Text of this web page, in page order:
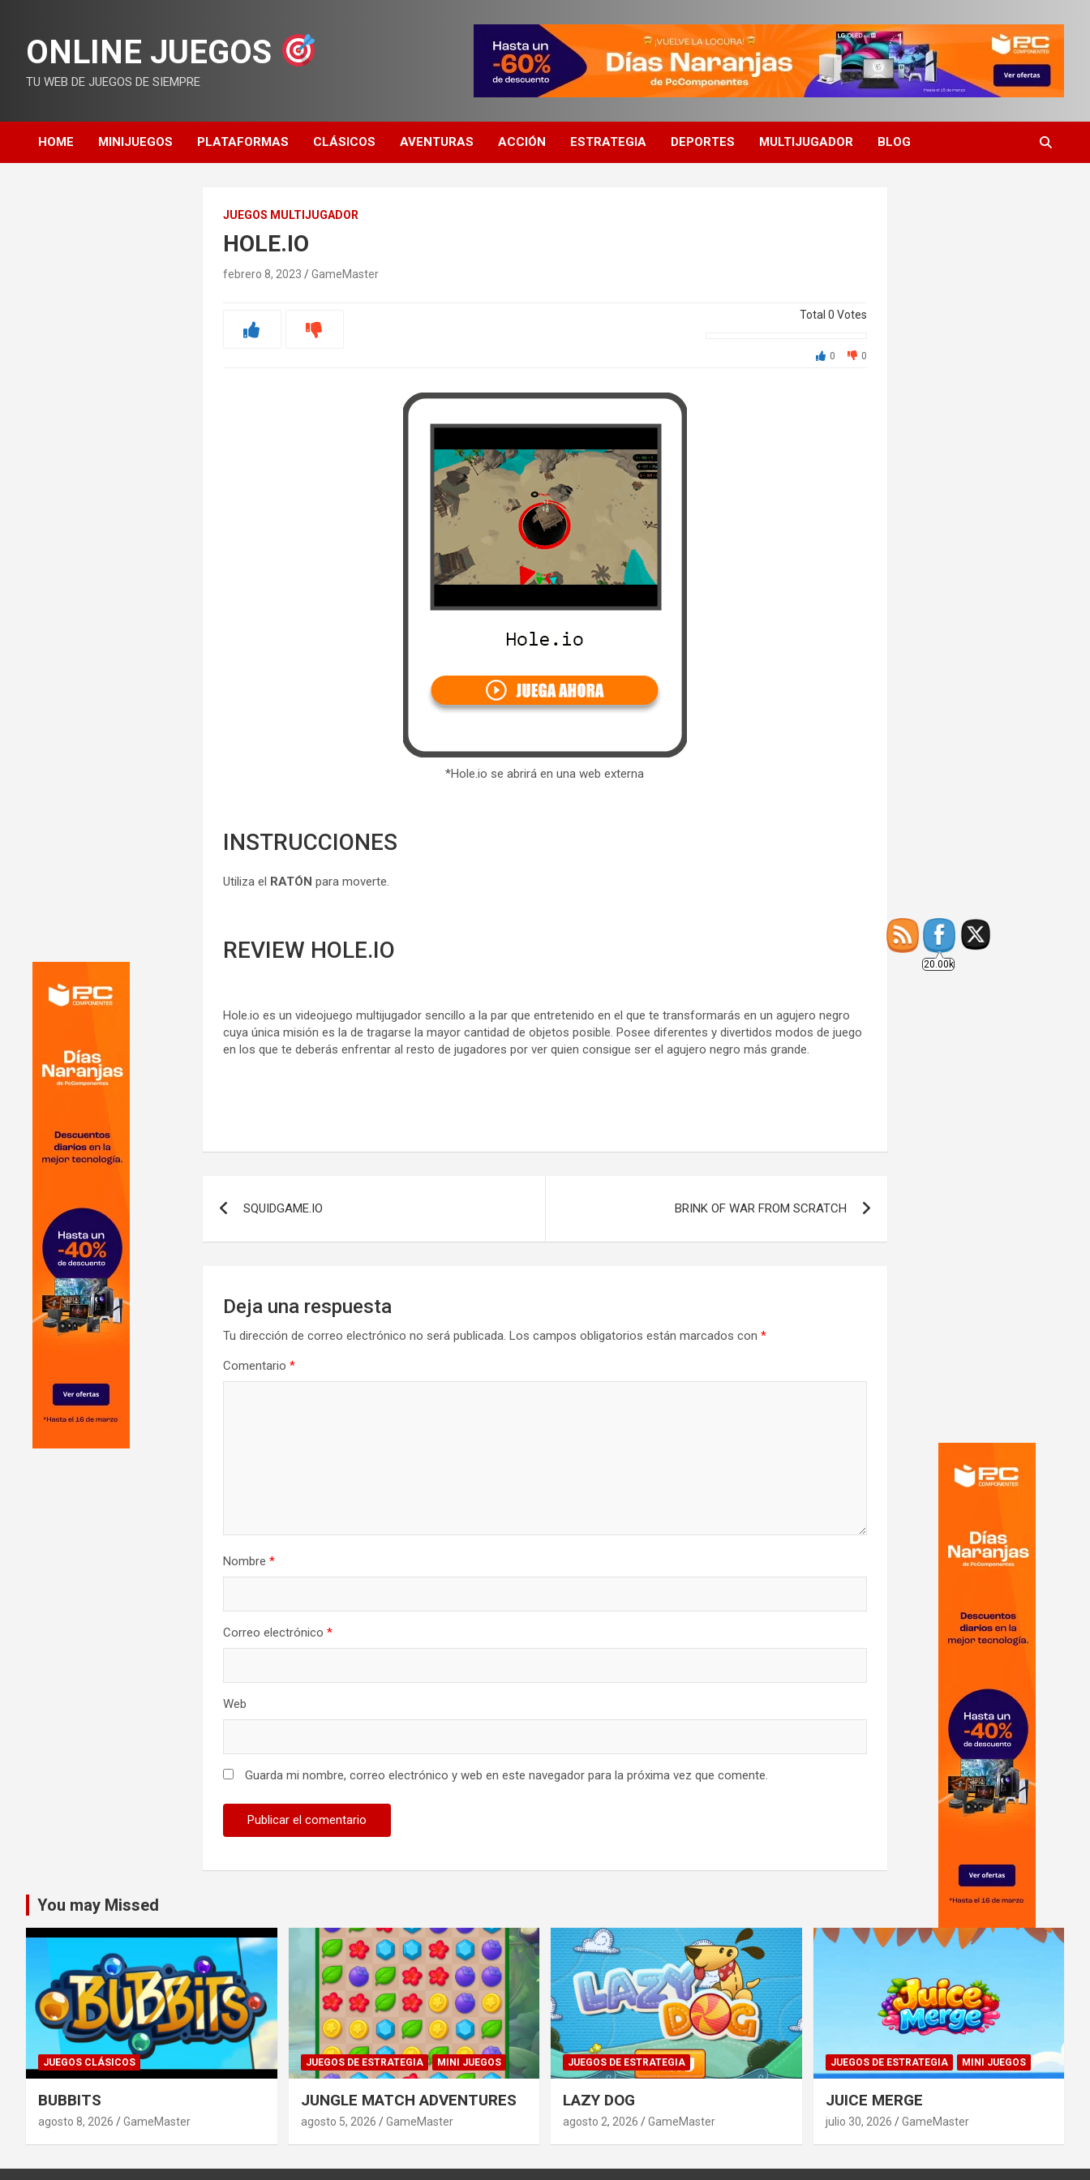
contenidoONLINE JUEGOS
TU WEB DE JUEGOS DE SIEMPRE
HOME MINIJUEGOS PLATAFORMAS CLÁSICOS AVENTURAS ACCIÓN ESTRATEGIA DEPORTES MULTIJUGADOR BLOG
JUEGOS MULTIJUGADOR
HOLE.IO
febrero 8, 2023 GameMaster
Total 0 Votes
0
0
*Hole.io se abrirá en una web externa
INSTRUCCIONES
Utiliza el RATÓN para moverte.
REVIEW HOLE.IO
Hole.io es un videojuego multijugador sencillo a la par que entretenido en el que te transformarás en un agujero negro
cuya única misión es la de tragarse la mayor cantidad de objetos posible. Posee diferentes y divertidos modos de juego
en los que te deberás enfrentar al resto de jugadores por ver quien consigue ser el agujero negro más grande.
de
SQUIDGAME.IO BRINK OF WAR FROM SCRATCH
Deja una respuesta
Tu dirección de correo electrónico no será publicada. Los campos obligatorios están marcados con*
Comentario*
Nombre*
Correo electrónico*
Web
Guarda mi nombre, correo electrónico y web en este navegador para la próxima vez que comente.
You may Missed
JUEGOS CLÁSICOS
BUBBITS
agosto 8, 2026 GameMaster
JUEGOS DE ESTRATEGIA MINI JUEGOS
JUNGLE MATCH ADVENTURES
agosto 5, 2026 GameMaster
JUEGOS DE ESTRATEGIA
LAZY DOG
agosto 2, 2026 GameMaster
JUEGOS DE ESTRATEGIA MINI JUEGOS
JUICE MERGE
julio 30, 2026 GameMaster